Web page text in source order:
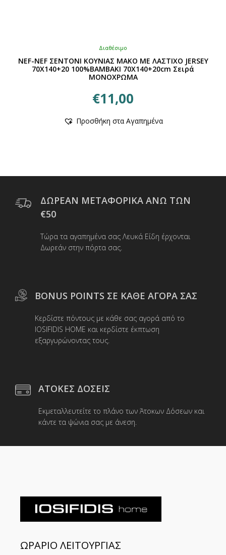
Διαθέσιμο
NEF-NEF ΣΕΝΤΟΝΙ ΚΟΥΝΙΑΣ ΜΑΚΟ ΜΕ ΛΑΣΤΙΧΟ JERSEY
70X140+20 100%ΒΑΜΒΑΚΙ 70X140+20cm Σειρά
ΜΟΝΟΧΡΩΜΑ
€11,00
το
Οι
μπορούν
σελίδα
του
Προσθήκη στα Αγαπημένα
ΔΩΡΕΑΝ ΜΕΤΑΦΟΡΙΚΑ ΑΝΩ ΤΩΝ
€50
Τώρα τα αγαπημένα σας Λευκά Είδη έρχονται
Δωρεάν στην πόρτα σας.
BONUS POINTS ΣΕ ΚΑΘΕ ΑΓΟΡΑ ΣΑΣ
Κερδίστε πόντους με κάθε σας αγορά από το
IOSIFIDIS HOME και κερδίστε έκπτωση
εξαργυρώνοντας τους.
ΑΤΟΚΕΣ ΔΟΣΕΙΣ
Εκμεταλλευτείτε το πλάνο των Άτοκων Δόσεων και
κάντε τα ψώνια σας με άνεση.
ΩΡΑΡΙΟ ΛΕΙΤΟΥΡΓΙΑΣ